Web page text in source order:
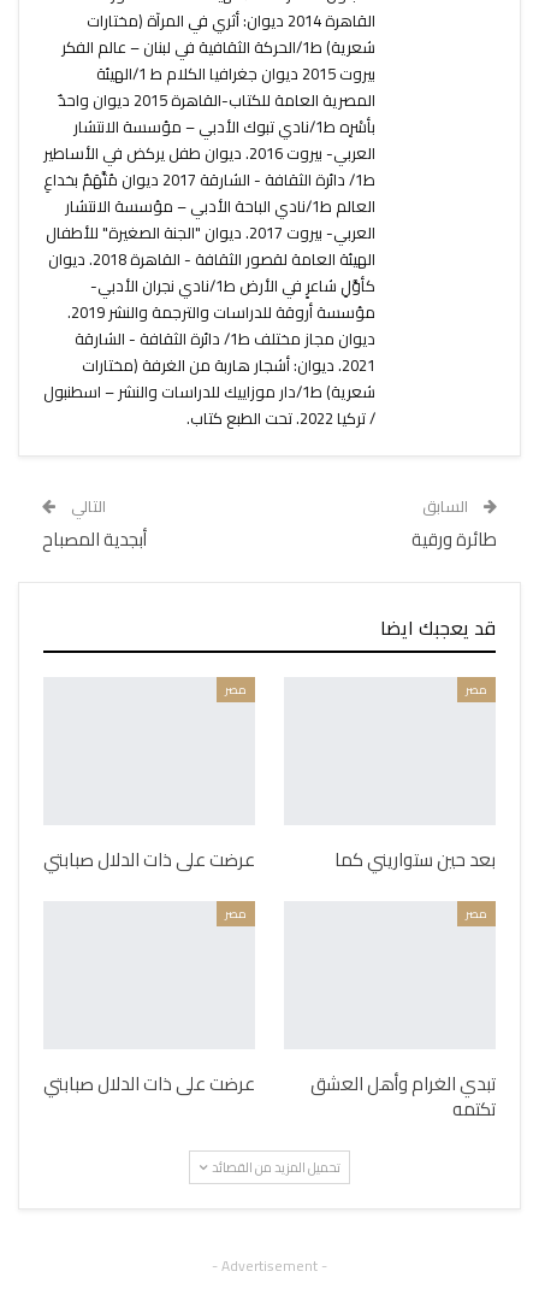
القاهرة 2014 ديوان: أثري في المرآة (مختارات
شعرية) ط1/الحركة الثقافية في لبنان – عالم الفكر
بيروت 2015 ديوان جغرافيا الكلام ط 1/الهيئة
المصرية العامة للكتاب-القاهرة 2015 ديوان واحدٌ
بأسْرِه ط1/نادي تبوك الأدبي – مؤسسة الانتشار
العربي- بيروت 2016. ديوان طفل يركض في الأساطير
ط1/ دائرة الثقافة - الشارقة 2017 ديوان مُتَّهَمٌ بخداعِ
العالم ط1/نادي الباحة الأدبي – مؤسسة الانتشار
العربي- بيروت 2017. ديوان "الجنة الصغيرة" للأطفال
الهيئة العامة لقصور الثقافة - القاهرة 2018. ديوان
كأوَّلِ شاعرٍ في الأرض ط1/نادي نجران الأدبي-
مؤسسة أروقة للدراسات والترجمة والنشر 2019.
ديوان مجاز مختلف ط1/ دائرة الثقافة - الشارقة
2021. ديوان: أشجار هاربة من الغرفة (مختارات
شعرية) ط1/دار موزاييك للدراسات والنشر – اسطنبول
/ تركيا 2022. تحت الطبع كتاب.
السابق
طائرة ورقية
التالي
أبجدية المصباح
قد يعجبك ايضا
مصر
بعد حين ستواريني كما
مصر
عرضت على ذات الدلال صبابتي
مصر
تبدي الغرام وأهل العشق
تكتمه
مصر
عرضت على ذات الدلال صبابتي
تحميل المزيد من القصائد
- Advertisement -